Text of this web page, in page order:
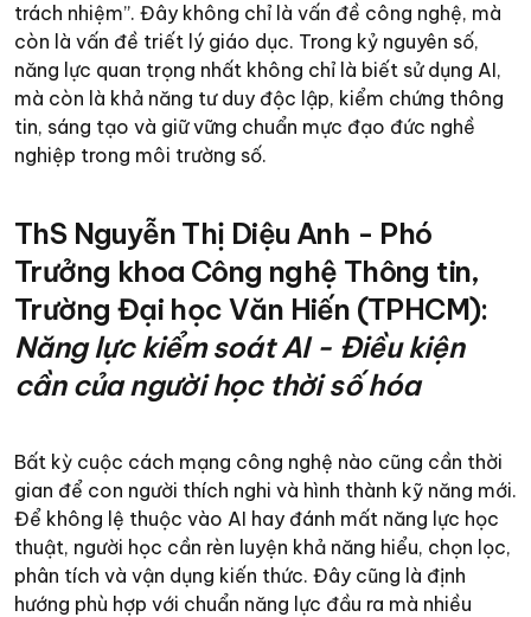
trách nhiệm”. Đây không chỉ là vấn đề công nghệ, mà
còn là vấn đề triết lý giáo dục. Trong kỷ nguyên số,
năng lực quan trọng nhất không chỉ là biết sử dụng AI,
mà còn là khả năng tư duy độc lập, kiểm chứng thông
tin, sáng tạo và giữ vững chuẩn mực đạo đức nghề
nghiệp trong môi trường số.​
ThS Nguyễn Thị Diệu Anh - Phó
Trưởng khoa Công nghệ Thông tin,
Trường Đại học Văn Hiến (TPHCM):
Năng lực kiểm soát AI - Điều kiện
cần của người học thời số hóa
Bất kỳ cuộc cách mạng công nghệ nào cũng cần thời
gian để con người thích nghi và hình thành kỹ năng mới.
Để không lệ thuộc vào AI hay đánh mất năng lực học
thuật, người học cần rèn luyện khả năng hiểu, chọn lọc,
phân tích và vận dụng kiến thức. Đây cũng là định
hướng phù hợp với chuẩn năng lực đầu ra mà nhiều